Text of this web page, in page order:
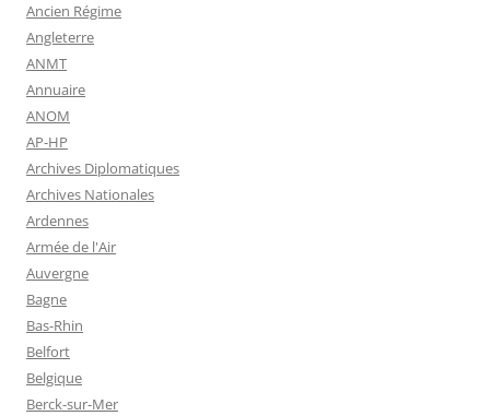
Ancien Régime
Angleterre
ANMT
Annuaire
ANOM
AP-HP
Archives Diplomatiques
Archives Nationales
Ardennes
Armée de l'Air
Auvergne
Bagne
Bas-Rhin
Belfort
Belgique
Berck-sur-Mer